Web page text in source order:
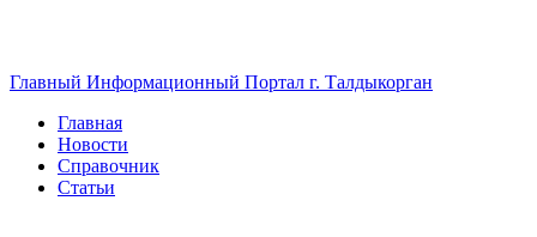
Главный Информационный Портал г. Талдыкорган
Главная
Новости
Справочник
Статьи